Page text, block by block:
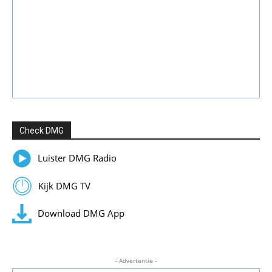
Check DMG
Luister DMG Radio
Kijk DMG TV
Download DMG App
- Advertentie -